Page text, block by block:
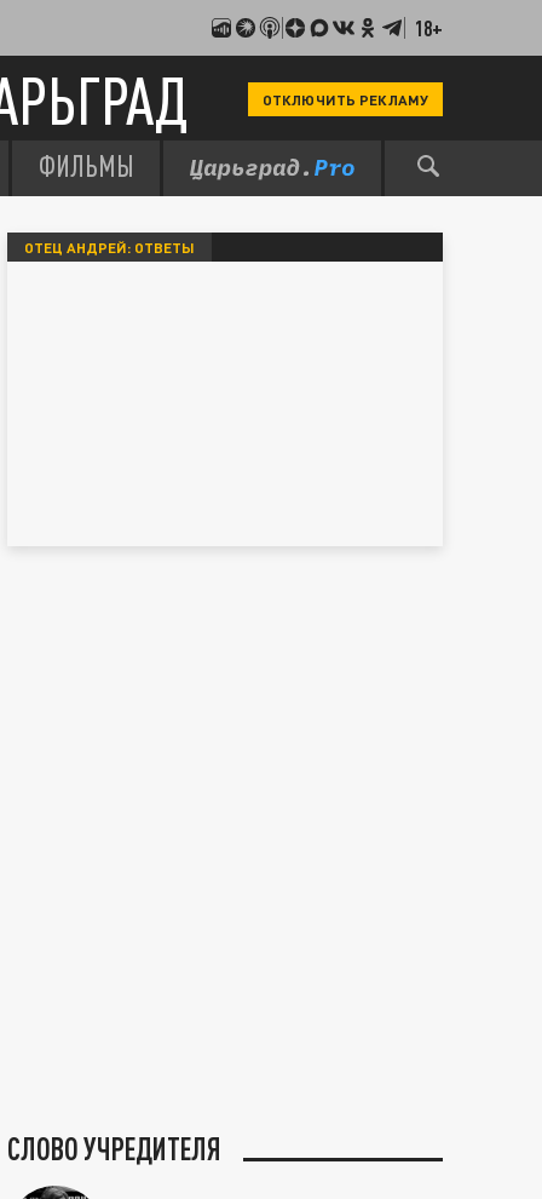
18+
ОТКЛЮЧИТЬ РЕКЛАМУ
ФИЛЬМЫ
ОТЕЦ АНДРЕЙ: ОТВЕТЫ
СЛОВО УЧРЕДИТЕЛЯ